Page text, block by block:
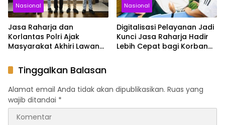
Nasional
Jasa Raharja dan
Korlantas Polri Ajak
Masyarakat Akhiri Lawan
Keselamatan Berlalu Lintas
Nasional
Digitalisasi Pelayanan Jadi
Kunci Jasa Raharja Hadir
Lebih Cepat bagi Korban
Tinggalkan Balasan
Alamat email Anda tidak akan dipublikasikan. Ruas yang
wajib ditandai *